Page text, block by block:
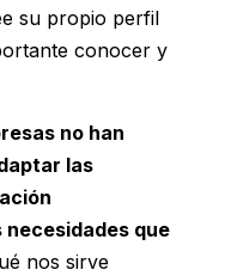
su propio perfil
conocer y
no han
las
que
nos sirve